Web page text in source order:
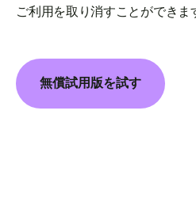
ご利用を取り消すことができま
無償試用版を試す